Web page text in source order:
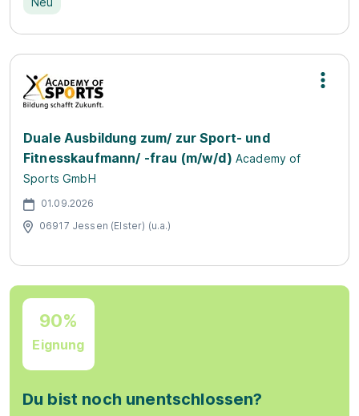
Duale Ausbildung zum/ zur Sport- und
Fitnesskaufmann/ -frau (m/w/d) Academy of
Sports GmbH
01.09.2026
06917 Jessen (Elster) (u.a.)
90%
Eignung
Du bist noch unentschlossen?